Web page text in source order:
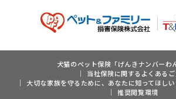
犬猫のペット保険「げんきナンバーわ
当社保険に関するよくある
大切な家族を守るために、あなたに知ってほしい
推奨閲覧環境